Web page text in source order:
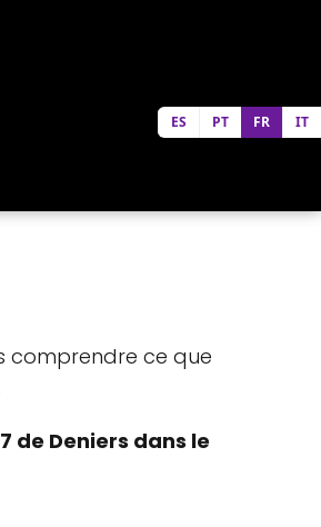
comprendre ce que
de Deniers dans le
ES PT FR IT